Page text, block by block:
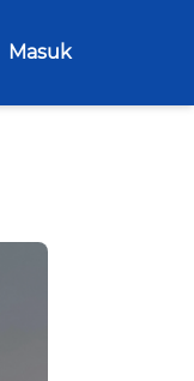
Masuk